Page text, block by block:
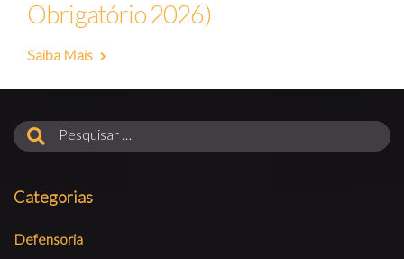
Obrigatório 2026)
Saiba Mais
Categorias
Defensoria